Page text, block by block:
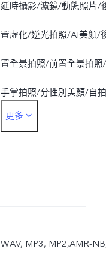
延時攝影/濾鏡/動態照片/
置虛化/逆光拍照/AI美顏/
置全景拍照/前置全景拍照/
手掌拍照/分性別美顏/自拍
屏幕補光/AR貼紙/智美臉
更多
WAV, MP3, MP2,AMR-